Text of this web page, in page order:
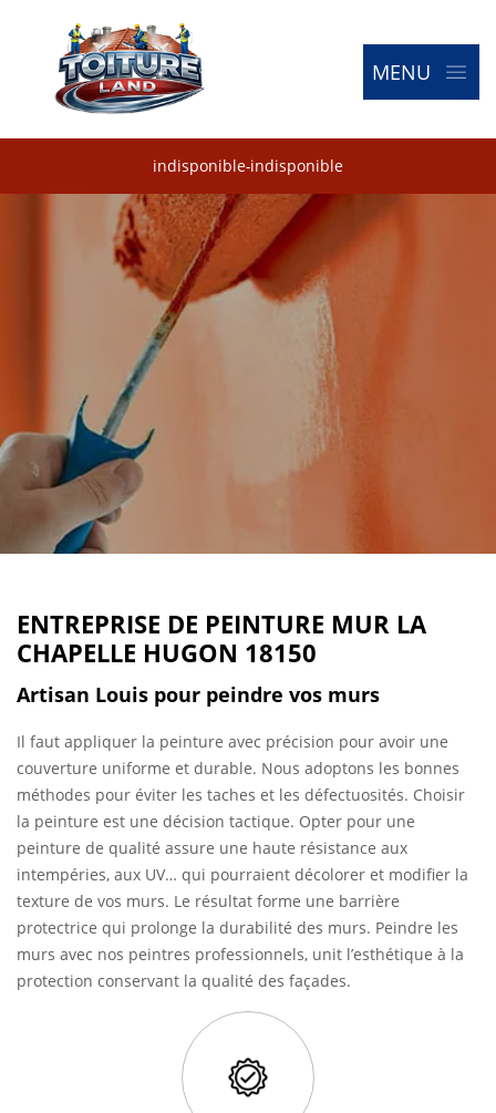
MENU
indisponible-indisponible
ENTREPRISE DE PEINTURE MUR LA
CHAPELLE HUGON 18150
Artisan Louis pour peindre vos murs
Il faut appliquer la peinture avec précision pour avoir une
couverture uniforme et durable. Nous adoptons les bonnes
méthodes pour éviter les taches et les défectuosités. Choisir
la peinture est une décision tactique. Opter pour une
peinture de qualité assure une haute résistance aux
intempéries, aux UV… qui pourraient décolorer et modifier la
texture de vos murs. Le résultat forme une barrière
protectrice qui prolonge la durabilité des murs. Peindre les
murs avec nos peintres professionnels, unit l’esthétique à la
protection conservant la qualité des façades.